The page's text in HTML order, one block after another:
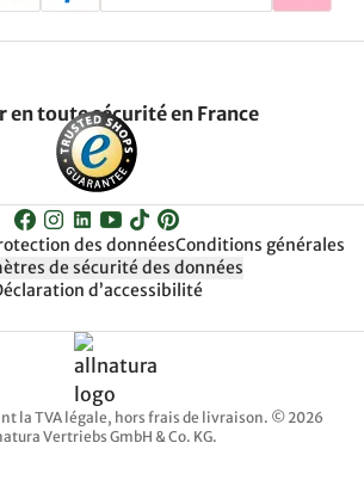
en toute sécurité en France
des donnéesConditions générales
de sécurité des données
d’accessibilité
la TVA légale, hors frais de livraison. © 2026
Vertriebs GmbH & Co. KG.